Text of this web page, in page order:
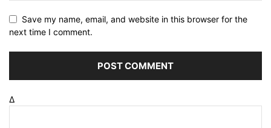
Save my name, email, and website in this browser for the
next time I comment.
Δ